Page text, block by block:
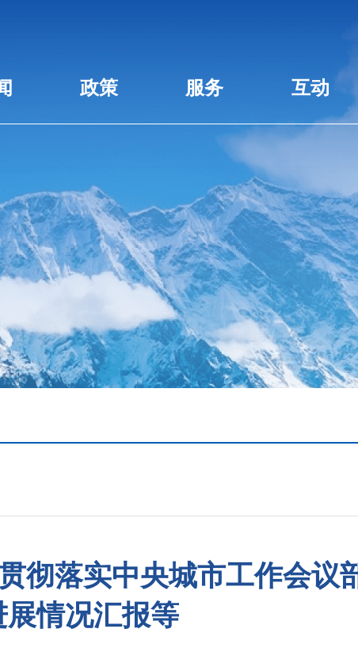
政策 服务 互动
彻落实中央城市工作会议
情况汇报等